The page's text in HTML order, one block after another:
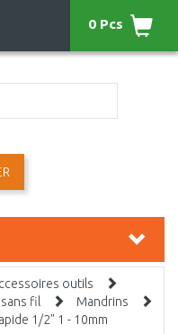
0 Pcs
outils
fil
Mandrins
1/2" 1 - 10mm